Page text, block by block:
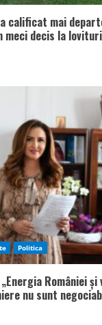
calificat mai
meci decis la
Politica
României
nu sunt